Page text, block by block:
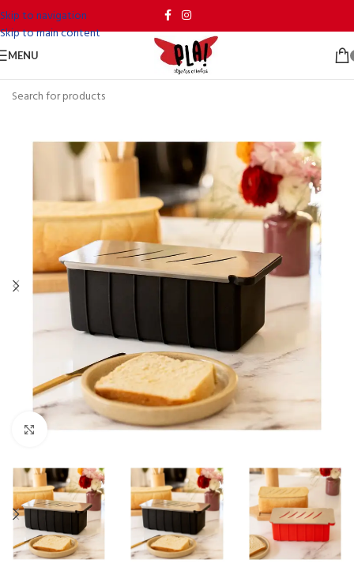
Skip to navigation
Skip to main content
MENU
Click to enlarge